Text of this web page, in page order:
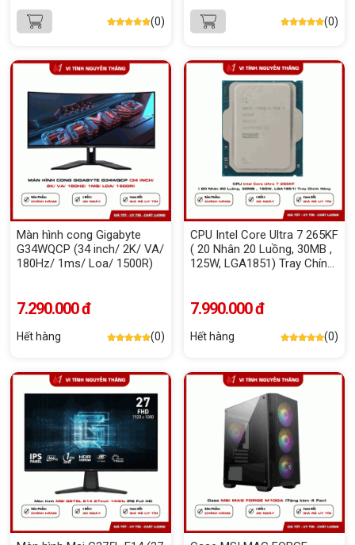
(0) (0)
Màn hình cong Gigabyte
G34WQCP (34 inch/ 2K/ VA/
180Hz/ 1ms/ Loa/ 1500R)
7.290.000 đ
Hết hàng (0)
CPU Intel Core Ultra 7 265KF
( 20 Nhân 20 Luồng, 30MB ,
125W, LGA1851) Tray Chính
7.990.000 đ
Hết hàng (0)